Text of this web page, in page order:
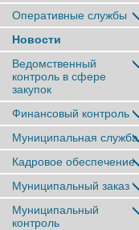
Оперативные службы
Новости
Ведомственный
контроль в сфере
закупок
Финансовый контроль
Муниципальная служба
Кадровое обеспечение
Муниципальный заказ
Муниципальный
контроль